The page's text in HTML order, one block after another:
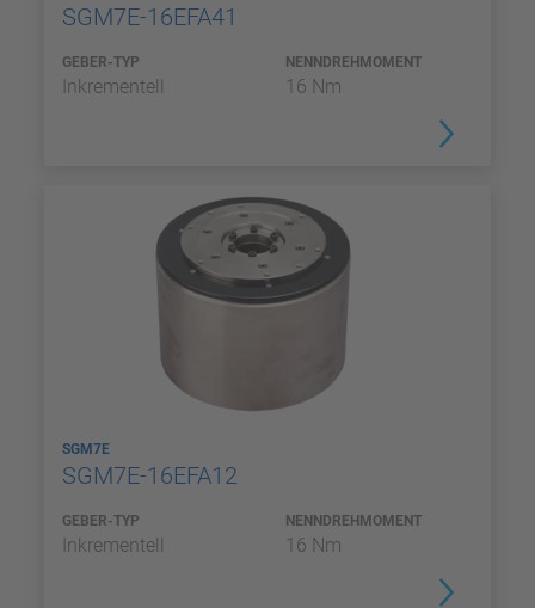
SGM7E-16EFA41
GEBER-TYP
Inkrementell
NENNDREHMOMENT
16 Nm
SGM7E
SGM7E-16EFA12
GEBER-TYP
Inkrementell
NENNDREHMOMENT
16 Nm